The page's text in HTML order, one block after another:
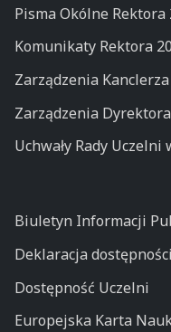
Pisma Okólne Rektora
Komunikaty Rektora
Zarządzenia
Zarządzenia
Uchwały Rady Uczelni
Biuletyn Informacji
Deklaracja dostępności
Dostępność Uczelni
Europejska Karta